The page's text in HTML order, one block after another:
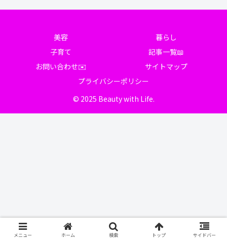
美容
暮らし
子育て
記事一覧📖
お問い合わせ✉️
サイトマップ
プライバシーポリシー
© 2025 Beauty with Life.
メニュー ホーム 検索 トップ サイドバー